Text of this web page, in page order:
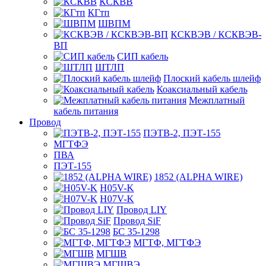
КГтп
ШВПМ
КСКВЭВ / КСКВЭВ-
ВП
СИП кабель
ШТЛП
Плоский кабель шлейф
Коаксиальный кабель
Межплатный
кабель питания
Провод
ПЭТВ-2, ПЭТ-155
МГТФЭ
ПВА
ПЭТ-155
1852 (ALPHA WIRE)
H05V-K
H07V-K
Провод LIY
Провод SiF
БС 35-1298
МГТФ, МГТФЭ
МГШВ